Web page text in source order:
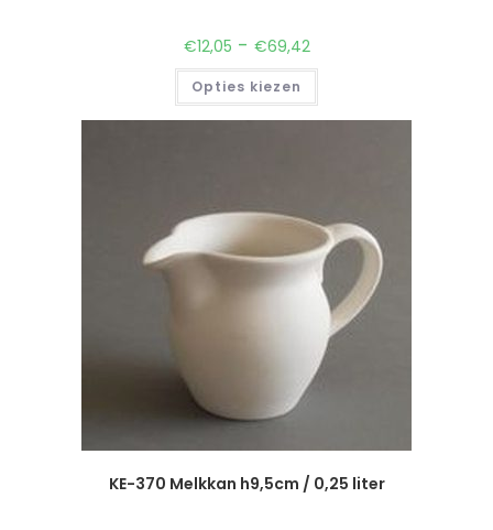
€12,05 - €69,42
Opties kiezen
KE-370 Melkkan h9,5cm / 0,25 liter